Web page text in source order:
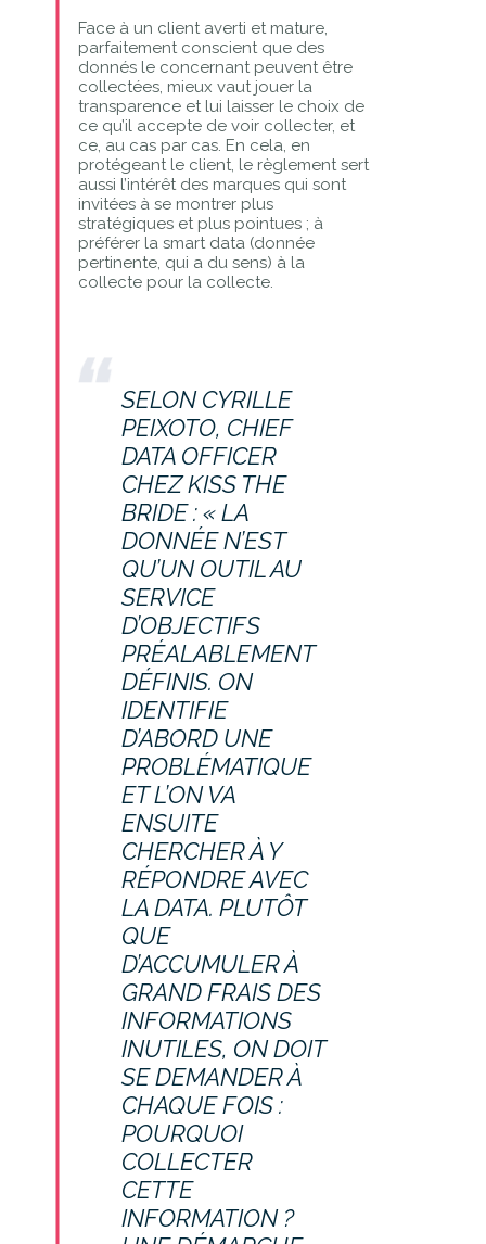
Face à un client averti et mature,
parfaitement conscient que des
donnés le concernant peuvent être
collectées, mieux vaut jouer la
transparence et lui laisser le choix de
ce qu’il accepte de voir collecter, et
ce, au cas par cas. En cela, en
protégeant le client, le règlement sert
aussi l’intérêt des marques qui sont
invitées à se montrer plus
stratégiques et plus pointues ; à
préférer la smart data (donnée
pertinente, qui a du sens) à la
collecte pour la collecte.
SELON CYRILLE
PEIXOTO, CHIEF
DATA OFFICER
CHEZ KISS THE
BRIDE : « LA
DONNÉE N’EST
QU’UN OUTIL AU
SERVICE
D’OBJECTIFS
PRÉALABLEMENT
DÉFINIS. ON
IDENTIFIE
D’ABORD UNE
PROBLÉMATIQUE
ET L’ON VA
ENSUITE
CHERCHER À Y
RÉPONDRE AVEC
LA DATA. PLUTÔT
QUE
D’ACCUMULER À
GRAND FRAIS DES
INFORMATIONS
INUTILES, ON DOIT
SE DEMANDER À
CHAQUE FOIS :
POURQUOI
COLLECTER
CETTE
INFORMATION ?